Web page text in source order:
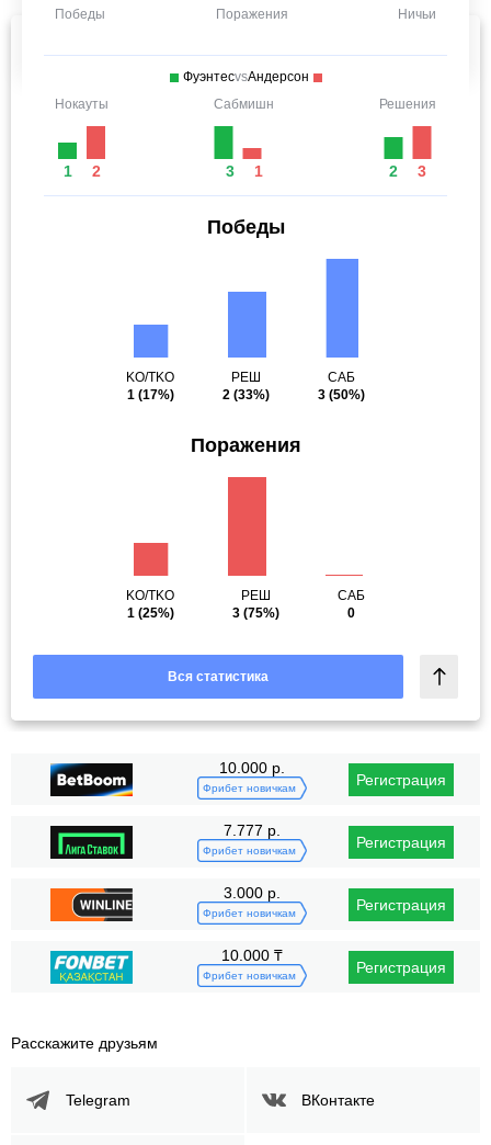
Победы Поражения Ничьи
ФуэнтесvsАндерсон
Нокауты
1 2
Сабмишн
3 1
Решения
2 3
Победы
KO/TKO
1(17%)
РЕШ
2 (33%)
САБ
3 (50%)
Поражения
KO/TKO
1(25%)
РЕШ
3 (75%)
САБ
0
Вся статистика
10.000 р.
Фрибет новичкам Регистрация
7.777 р.
Фрибет новичкам Регистрация
3.000 р.
Фрибет новичкам Регистрация
10.000 ₸
Фрибет новичкам Регистрация
Расскажите друзьям
Telegram ВКонтакте